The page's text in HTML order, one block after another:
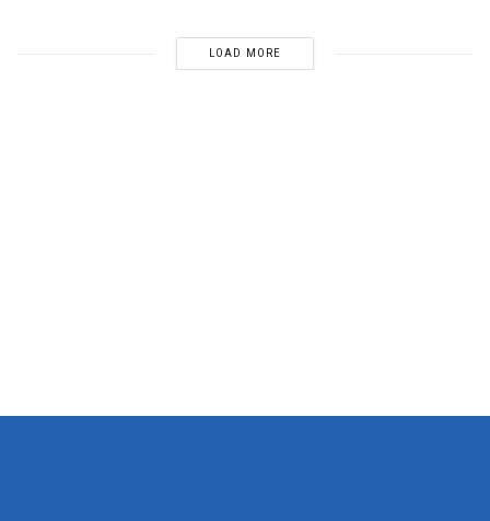
LOAD MORE